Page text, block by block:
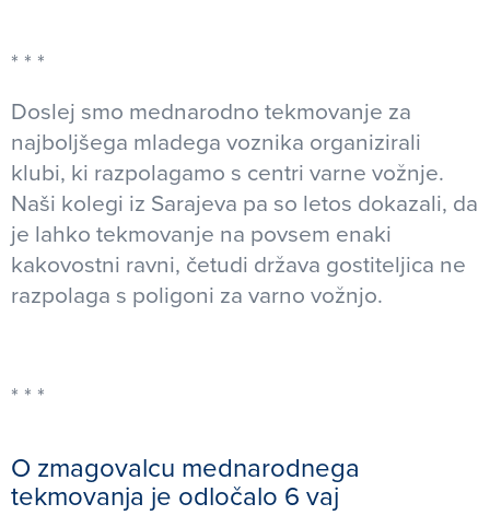
Doslej smo mednarodno tekmovanje za
najboljšega mladega voznika organizirali
klubi, ki razpolagamo s centri varne vožnje.
Naši kolegi iz Sarajeva pa so letos dokazali, da
je lahko tekmovanje na povsem enaki
kakovostni ravni, četudi država gostiteljica ne
razpolaga s poligoni za varno vožnjo.
O zmagovalcu mednarodnega
tekmovanja je odločalo 6 vaj